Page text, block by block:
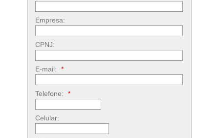
Empresa:
CPNJ:
E-mail: *
Telefone: *
Celular: